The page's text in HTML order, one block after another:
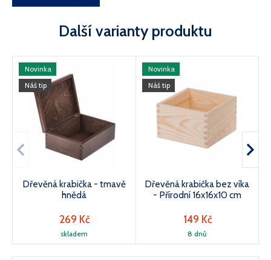
Další varianty produktu
Novinka
Náš tip
Dřevěná krabička - tmavě
hnědá
269 Kč
skladem
Novinka
Náš tip
Dřevěná krabička bez víka
- Přírodní 16x16x10 cm
149 Kč
8 dnů